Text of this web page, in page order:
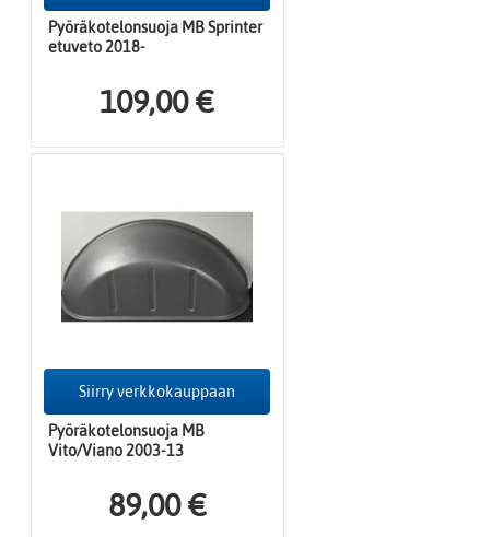
Pyöräkotelonsuoja MB Sprinter
etuveto 2018-
109,00 €
Siirry verkkokauppaan
Pyöräkotelonsuoja MB
Vito/Viano 2003-13
89,00 €